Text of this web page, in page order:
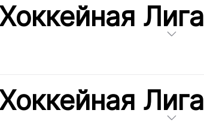
Лига
Лига